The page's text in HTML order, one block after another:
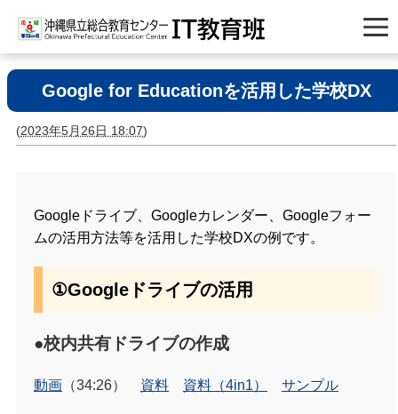
Google for Educationを活用した学校DX
(2023年5月26日 18:07)
Googleドライブ、Googleカレンダー、Googleフォー
ムの活用方法等を活用した学校DXの例です。
①Googleドライブの活用
●校内共有ドライブの作成
動画 （34:26） 資料 資料（4in1） サンプル